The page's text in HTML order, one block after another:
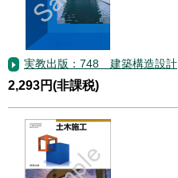
実教出版：748 建築構造設計
2,293円(非課税)